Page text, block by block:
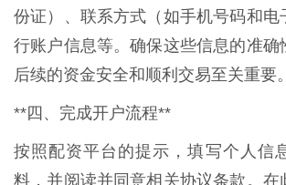
份证）、联系方式（如手机号码和电
行账户信息等。确保这些信息的准确
后续的资金安全和顺利交易至关重要。
**四、完成开户流程**
按照配资平台的提示，填写个人信
料，并阅读并同意相关协议条款。在